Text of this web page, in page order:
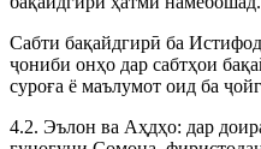
Сабти бақайдгирӣ ба
ҷониби онҳо дар сабтҳои
суроға ё маълумот оид ба
4.2. Эълон ва Аҳдҳо: дар